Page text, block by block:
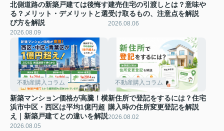
北側道路の新築戸建ては後悔す
る？メリット・デメリットと選
び方を解説
2026.08.09
建売住宅の引渡しとは？意味や
受け取るもの、注意点を解説
2026.08.06
不動産購入コラム
新築マンション価格が高騰！横
浜市中区・西区は平均1億円超
え｜新築戸建てとの違いを解説
2026.08.05
不動産購入コラム
新住所で登記をするには？住宅
購入時の住所変更登記を解説
2026.08.02